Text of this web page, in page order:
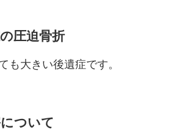
圧迫骨折
も大きい後遺症です。
ついて